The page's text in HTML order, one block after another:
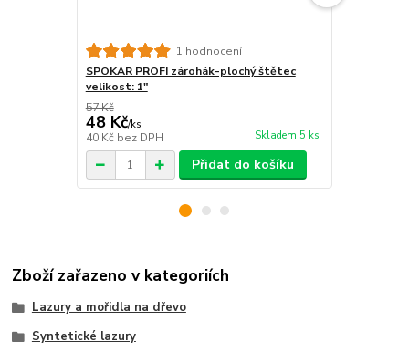
1 hodnocení
SPOKAR PROFI zárohák-plochý štětec
velikost: 1"
57 Kč
48 Kč/ks
40 Kč bez DPH Skladem 5 ks
Přidat do košíku
Zboží zařazeno v kategoriích
Lazury a mořidla na dřevo
Syntetické lazury